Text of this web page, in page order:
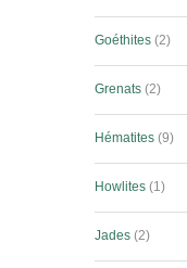
Goéthites 2
Grenats 2
Hématites 9
Howlites 1
Jades 2